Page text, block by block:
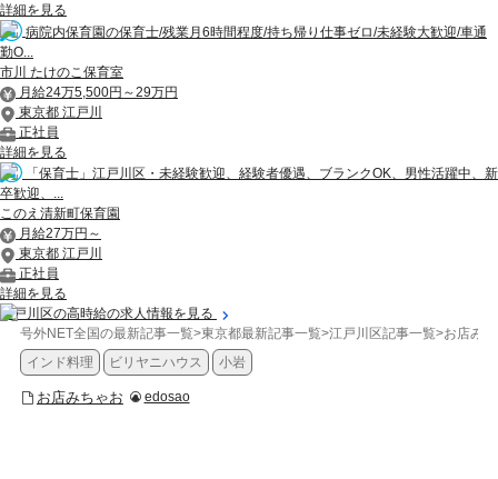
詳細を見る
病院内保育園の保育士/残業月6時間程度/持ち帰り仕事ゼロ/未経験大歓迎/車通
勤O...
市川 たけのこ保育室
月給24万5,500円～29万円
東京都 江戸川
正社員
詳細を見る
「保育士」江戸川区・未経験歓迎、経験者優遇、ブランクOK、男性活躍中、新
卒歓迎、...
このえ清新町保育園
月給27万円～
東京都 江戸川
正社員
詳細を見る
江戸川区の高時給の求人情報を見る
号外NET全国の最新記事一覧>東京都最新記事一覧>江戸川区記事一覧>お店み
インド料理
ビリヤニハウス 小岩
お店みちゃお edosao